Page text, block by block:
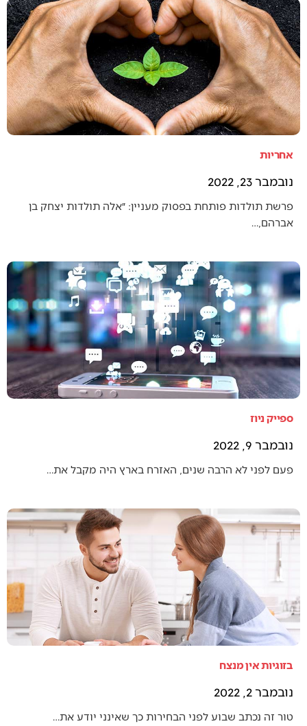
אחריות
נובמבר 23, 2022
פרשת תולדות פותחת בפסוק מעניין: ״אלה תולדות יצחק בן
אברהם,…
ספייק ניוז
נובמבר 9, 2022
פעם לפני לא הרבה שנים, האזרח בארץ היה מקבל את…
בזוגיות אין מנצח
נובמבר 2, 2022
טור זה נכתב שבוע לפני הבחירות כך שאינני יודע את…